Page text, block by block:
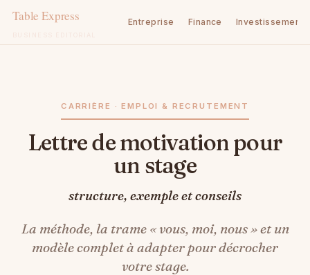
Entreprise Finance Investissement
CARRIÈRE · EMPLOI & RECRUTEMENT
Lettre de motivation pour
un stage
structure, exemple et conseils
La méthode, la trame « vous, moi, nous » et un
modèle complet à adapter pour décrocher
votre stage.